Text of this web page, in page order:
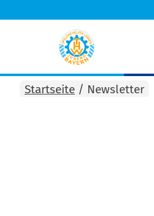
Startseite / Newsletter